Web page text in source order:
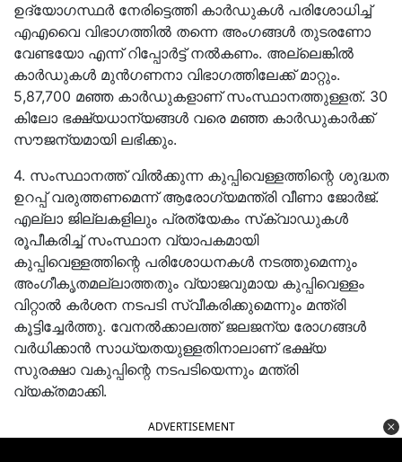
ഉദ്യോഗസ്ഥർ നേരിട്ടെത്തി കാർഡുകൾ പരിശോധിച്ച്
എഎവൈ വിഭാഗത്തിൽ തന്നെ അംഗങ്ങൾ തുടരണോ
വേണ്ടയോ എന്ന് റിപ്പോർട്ട് നൽകണം. അല്ലെങ്കിൽ
കാർഡുകൾ മുൻഗണനാ വിഭാഗത്തിലേക്ക് മാറ്റും.
5,87,700 മഞ്ഞ കാർഡുകളാണ് സംസ്ഥാനത്തുള്ളത്. 30
കിലോ ഭക്ഷ്യധാന്യങ്ങൾ വരെ മഞ്ഞ കാർഡുകാർക്ക്
സൗജന്യമായി ലഭിക്കും.
4. സംസ്ഥാനത്ത് വിൽക്കുന്ന കുപ്പിവെള്ളത്തിന്റെ ശുദ്ധത
ഉറപ്പ് വരുത്തണമെന്ന് ആരോഗ്യമന്ത്രി വീണാ ജോർജ്.
എല്ലാ ജില്ലകളിലും പ്രത്യേകം സ്‌ക്വാഡുകൾ
രൂപീകരിച്ച് സംസ്ഥാന വ്യാപകമായി
കുപ്പിവെള്ളത്തിന്റെ പരിശോധനകൾ നടത്തുമെന്നും
അംഗീകൃതമല്ലാത്തതും വ്യാജവുമായ കുപ്പിവെള്ളം
വിറ്റാൽ കർശന നടപടി സ്വീകരിക്കുമെന്നും മന്ത്രി
കൂട്ടിച്ചേർത്തു. വേനൽക്കാലത്ത് ജലജന്യ രോഗങ്ങൾ
വർധിക്കാൻ സാധ്യതയുള്ളതിനാലാണ് ഭക്ഷ്യ
സുരക്ഷാ വകുപ്പിന്റെ നടപടിയെന്നും മന്ത്രി
വ്യക്തമാക്കി.
ADVERTISEMENT